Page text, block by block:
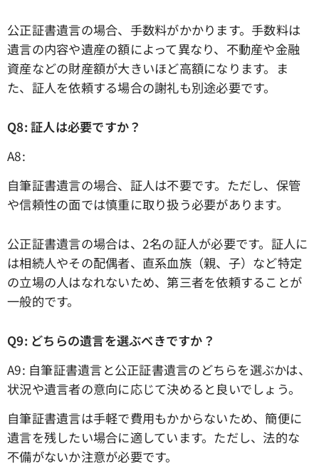
公正証書遺言の場合、手数料がかかります。手数料は
遺言の内容や遺産の額によって異なり、不動産や金融
資産などの財産額が大きいほど高額になります。ま
た、証人を依頼する場合の謝礼も別途必要です。
Q8: 証人は必要ですか？
A8:
自筆証書遺言の場合、証人は不要です。ただし、保管
や信頼性の面では慎重に取り扱う必要があります。
公正証書遺言の場合は、2名の証人が必要です。証人に
は相続人やその配偶者、直系血族（親、子）など特定
の立場の人はなれないため、第三者を依頼することが
一般的です。
Q9: どちらの遺言を選ぶべきですか？
A9: 自筆証書遺言と公正証書遺言のどちらを選ぶかは、
状況や遺言者の意向に応じて決めると良いでしょう。
自筆証書遺言は手軽で費用もかからないため、簡便に
遺言を残したい場合に適しています。ただし、法的な
不備がないか注意が必要です。